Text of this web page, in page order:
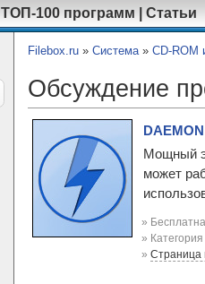
ТОП-100 программ Статьи
Filebox.ru » Система» CD-ROM
Обсуждение
Мощный
может
»
» Категория
» Страница